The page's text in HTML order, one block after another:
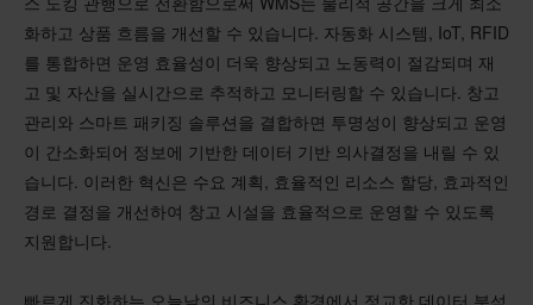
화하고 상품 흐름을 개선할 수 있습니다. 자동화 시스템, IoT, RFID
를 통합하면 운영 효율성이 더욱 향상되고 노동력이 절감되며 재
고 및 자산을 실시간으로 추적하고 모니터링할 수 있습니다. 창고
관리와 스마트 패키징 솔루션을 결합하면 투명성이 향상되고 운영
이 간소화되어 정보에 기반한 데이터 기반 의사결정을 내릴 수 있
습니다. 이러한 혁신은 수요 계획, 효율적인 리소스 할당, 효과적인
경로 결정을 개선하여 창고 시설을 효율적으로 운영할 수 있도록
지원합니다.
빠르게 진화하는 오늘날의 비즈니스 환경에서 정교한 데이터 분석